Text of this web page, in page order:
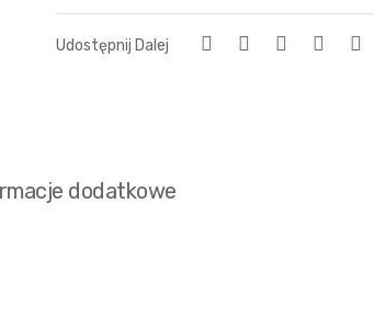
Udostępnij Dalej
dodatkowe